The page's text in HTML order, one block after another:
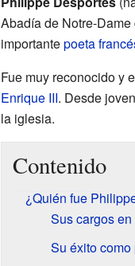
Abadía de Notre-
importantepoeta
Fue muy reconocido y
Enrique III. Desde
la iglesia.
Contenido
¿Quién fue
Sus cargos
Su éxito como